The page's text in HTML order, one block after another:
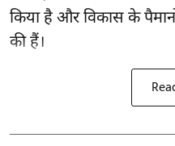
किया है और विकास के
की हैं।